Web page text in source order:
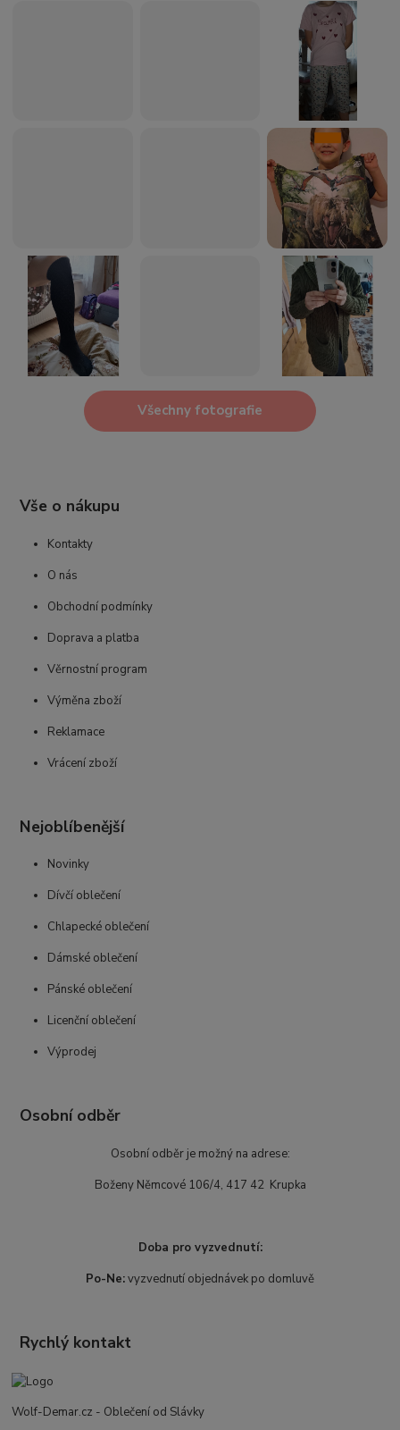
Všechny fotografie
Vše o nákupu
Kontakty
O nás
Obchodní podmínky
Doprava a platba
Věrnostní program
Výměna zboží
Reklamace
Vrácení zboží
Nejoblíbenější
Novinky
Dívčí oblečení
Chlapecké oblečení
Dámské oblečení
Pánské oblečení
Licenční oblečení
Výprodej
Osobní odběr
Osobní odběr je možný na adrese:
Boženy Němcové 106/4, 417 42 Krupka
Doba pro vyzvednutí:
Po-Ne:vyzvednutí objednávek po domluvě
Rychlý kontakt
Wolf-Demar.cz - Oblečení od Slávky